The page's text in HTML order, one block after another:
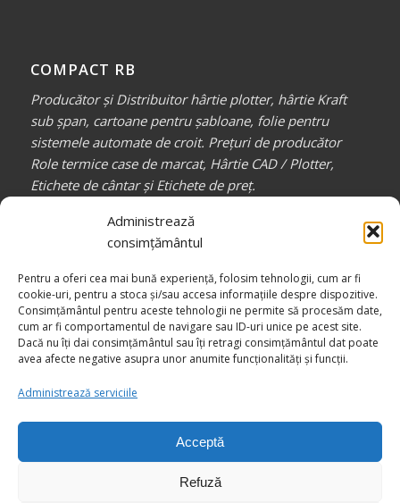
Administrează
consimțământul
Pentru a oferi cea mai bună experiență, folosim tehnologii, cum ar fi
cookie-uri, pentru a stoca și/sau accesa informațiile despre dispozitive.
Consimțământul pentru aceste tehnologii ne permite să procesăm date,
cum ar fi comportamentul de navigare sau ID-uri unice pe acest site.
Dacă nu îți dai consimțământul sau îți retragi consimțământul dat poate
avea afecte negative asupra unor anumite funcționalități și funcții.
Administrează serviciile
Acceptă
Refuză
COMPACT RB
Producător și Distribuitor hârtie plotter, hârtie Kraft
sub șpan, cartoane pentru șabloane, folie pentru
sistemele automate de croit. Prețuri de producător
Role termice case de marcat, Hârtie CAD / Plotter,
Etichete de cântar și Etichete de preț.
Partener de încredere pentru toți profesioniștii din
industria confecțiilor, auto, mobilă, etc.
_________________
Canale media COMPACT RB